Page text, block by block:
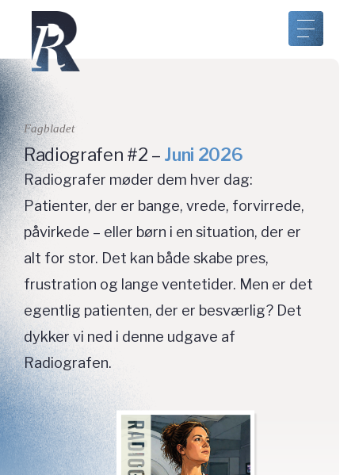
Fagbladet
Radiografen #2 – Juni 2026
Radiografer møder dem hver dag:
Patienter, der er bange, vrede, forvirrede,
påvirkede – eller børn i en situation, der er
alt for stor. Det kan både skabe pres,
frustration og lange ventetider. Men er det
egentlig patienten, der er besværlig? Det
dykker vi ned i denne udgave af
Radiografen.